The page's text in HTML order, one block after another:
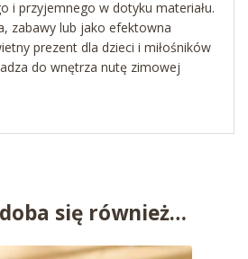
i przyjemnego w dotyku materiału.
zabawy lub jako efektowna
prezent dla dzieci i miłośników
do wnętrza nutę zimowej
się również…